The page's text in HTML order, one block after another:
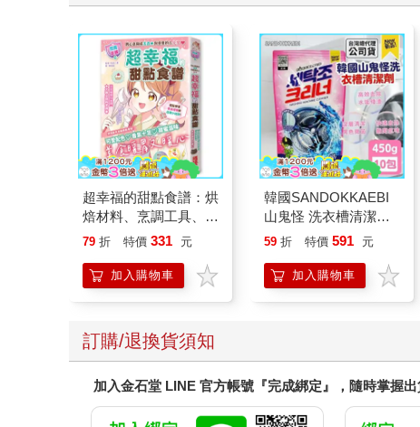
超幸福的甜點食譜：烘
焙材料、烹調工具、可
愛配色【閃亮女孩6】
79 折 特價 331 元
加入購物車
韓國SANDOKKAEBI
山鬼怪 洗衣槽清潔劑
450公克-10包組
59 折 特價 591 元
加入購物車
訂購/退換貨須知
加入金石堂 LINE 官方帳號『完成綁定』，隨時掌握出